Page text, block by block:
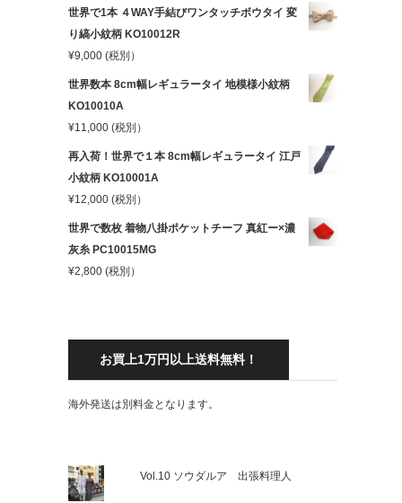
世界で1本 ４WAY手結びワンタッチボウタイ 変
り縞小紋柄 KO10012R
¥9,000 (税別）
世界数本 8cm幅レギュラータイ 地模様小紋柄
KO10010A
¥11,000 (税別）
再入荷！世界で１本 8cm幅レギュラータイ 江戸
小紋柄 KO10001A
¥12,000 (税別）
世界で数枚 着物八掛ポケットチーフ 真紅ー×濃
灰糸 PC10015MG
¥2,800 (税別）
お買上1万円以上送料無料！
海外発送は別料金となります。
Vol.10 ソウダルア 出張料理人